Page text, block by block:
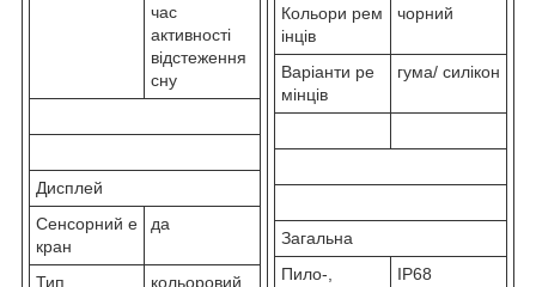
час
активності
відстеження
сну
Дисплей
Сенсорний е
кран
да
Тип
кольоровий
Кольори рем
інців
чорний
Варіанти ре
мінців
гума/ силікон
Загальна
Пило-,
IP68